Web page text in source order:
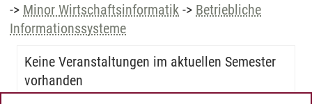
-> Minor Wirtschaftsinformatik -> Betriebliche
Informationssysteme
Keine Veranstaltungen im aktuellen Semester
vorhanden